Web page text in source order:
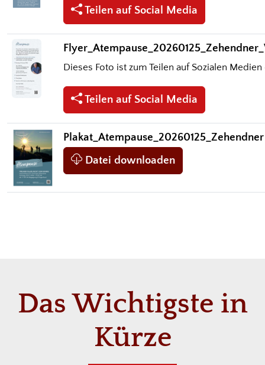
Teilen auf Social Media
Dieses Foto ist zum Teilen auf Sozialen
Teilen auf Social Media
Plakat_Atempause_20260125_Zehendner
Datei downloaden
Das Wichtigste in
Kürze